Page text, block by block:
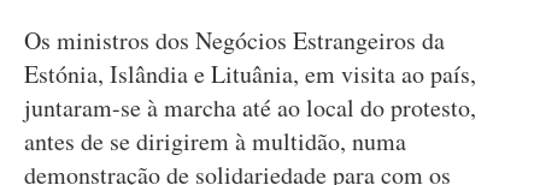
Os ministros dos Negócios Estrangeiros da
Estónia, Islândia e Lituânia, em visita ao país,
juntaram-se à marcha até ao local do protesto,
antes de se dirigirem à multidão, numa
demonstração de solidariedade para com os